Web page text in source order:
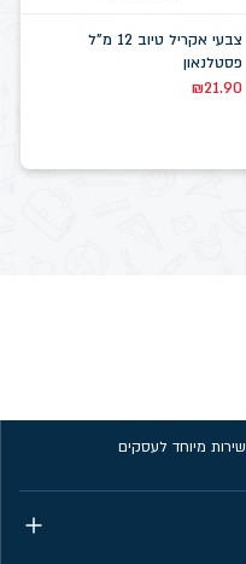
צבעי אקריל טיוב 12 מ"ל
פסטלנאון
₪21.90
שירות מיוחד לעסקים